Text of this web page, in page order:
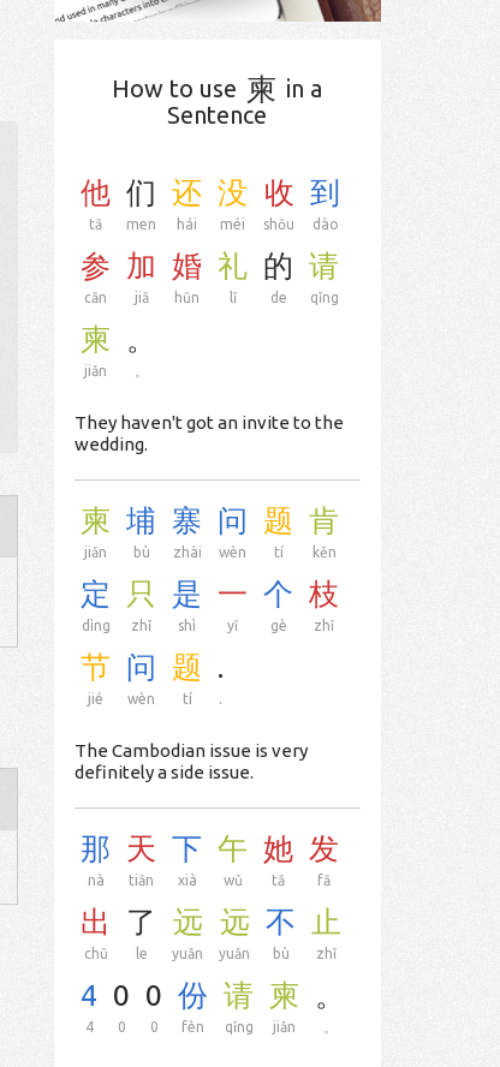
How to use 柬 in a
Sentence
他
tā
们
men
还
hái
没
méi
收
shōu
到
dào
参
cān
加
jiā
婚
hūn
礼
lǐ
的
de
请
qǐng
柬
jiǎn
。
They haven't got an invite to the
wedding.
柬
jiǎn
埔
bù
寨
zhài
问
wèn
题
tí
肯
kěn
定
dìng
只
zhǐ
是
shì
一
yī
个
gè
枝
zhī
节
jié
问
wèn
题
tí
.
.
The Cambodian issue is very
definitely a side issue.
那
nà
天
tiān
下
xià
午
wǔ
她
tā
发
fā
出
chū
了
le
远
yuǎn
远
yuǎn
不
bù
止
zhǐ
4
4
0
0
0
0
份
fèn
请
qǐng
柬
jiǎn
。